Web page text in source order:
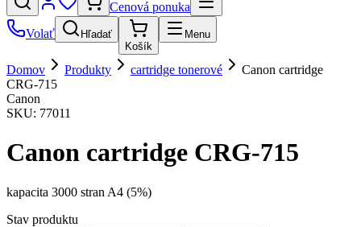
Cenová ponuka
Volať
Hľadať
Košík
Menu
Domov Produkty cartridge tonerové
Canon cartridge
CRG-715
Canon
SKU: 77011
Canon cartridge CRG-715
kapacita 3000 stran A4 (5%)
Stav produktu